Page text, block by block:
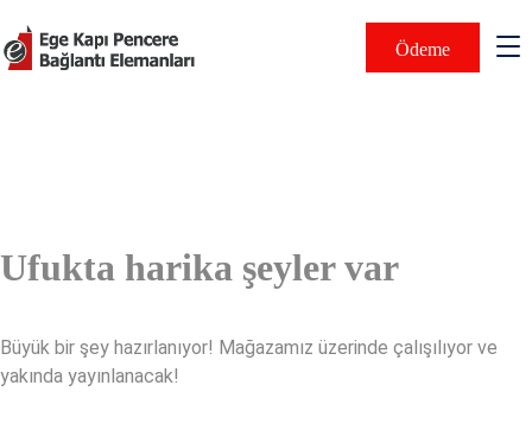
Ödeme
Ufukta harika şeyler var
Büyük bir şey hazırlanıyor! Mağazamız üzerinde çalışılıyor ve
yakında yayınlanacak!